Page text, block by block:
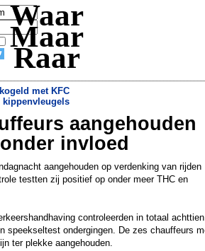
Waar
Maar
Raar
met KFC
kippenvleugels
Twee Russische militairen gearresteerd
na een virale video waarin ze hun
schoenen wassen met wijwater
aangehouden
invloed
aangehouden op verdenking van rijden
testten zij positief op onder meer THC en
controleerden in totaal achttien
speekseltest ondergingen. De zes chauffeurs
ter plekke aangehouden.